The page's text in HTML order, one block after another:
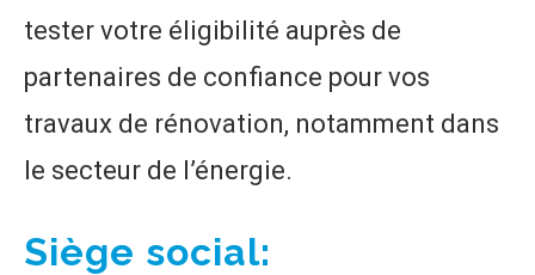
tester votre éligibilité auprès de
partenaires de confiance pour vos
travaux de rénovation, notamment dans
le secteur de l’énergie.
Siège social: